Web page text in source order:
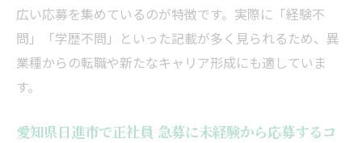
広い応募を集めているのが特徴です。実際に「経験不
問」「学歴不問」といった記載が多く見られるため、異
業種からの転職や新たなキャリア形成にも適していま
す。
愛知県日進市で正社員 急募に未経験から応募するコ